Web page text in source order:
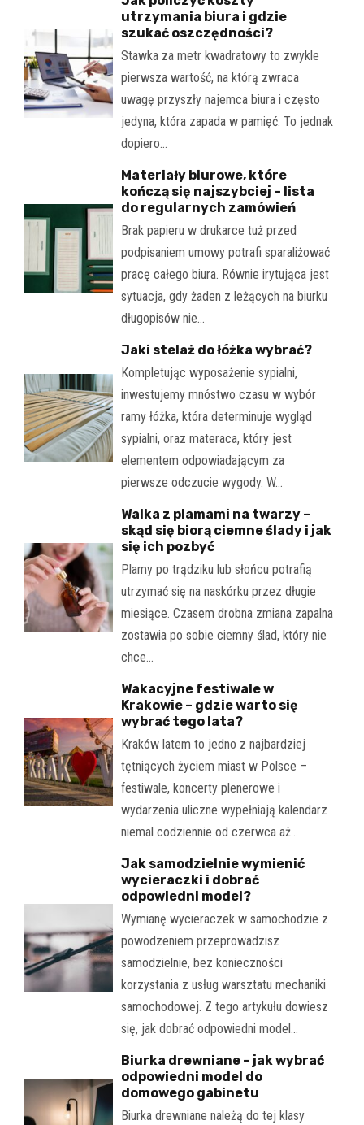
utrzymania biura i gdzie
szukać oszczędności?
Stawka za metr kwadratowy to zwykle
pierwsza wartość, na którą zwraca
uwagę przyszły najemca biura i często
jedyna, która zapada w pamięć. To jednak
dopiero…
Materiały biurowe, które
kończą się najszybciej – lista
do regularnych zamówień
Brak papieru w drukarce tuż przed
podpisaniem umowy potrafi sparaliżować
pracę całego biura. Równie irytująca jest
sytuacja, gdy żaden z leżących na biurku
długopisów nie…
Jaki stelaż do łóżka wybrać?
Kompletując wyposażenie sypialni,
inwestujemy mnóstwo czasu w wybór
ramy łóżka, która determinuje wygląd
sypialni, oraz materaca, który jest
elementem odpowiadającym za
pierwsze odczucie wygody. W…
Walka z plamami na twarzy –
skąd się biorą ciemne ślady i jak
się ich pozbyć
Plamy po trądziku lub słońcu potrafią
utrzymać się na naskórku przez długie
miesiące. Czasem drobna zmiana zapalna
zostawia po sobie ciemny ślad, który nie
chce…
Wakacyjne festiwale w
Krakowie – gdzie warto się
wybrać tego lata?
Kraków latem to jedno z najbardziej
tętniących życiem miast w Polsce –
festiwale, koncerty plenerowe i
wydarzenia uliczne wypełniają kalendarz
niemal codziennie od czerwca aż…
Jak samodzielnie wymienić
wycieraczki i dobrać
odpowiedni model?
Wymianę wycieraczek w samochodzie z
powodzeniem przeprowadzisz
samodzielnie, bez konieczności
korzystania z usług warsztatu mechaniki
samochodowej. Z tego artykułu dowiesz
się, jak dobrać odpowiedni model…
Biurka drewniane – jak wybrać
odpowiedni model do
domowego gabinetu
Biurka drewniane należą do tej klasy